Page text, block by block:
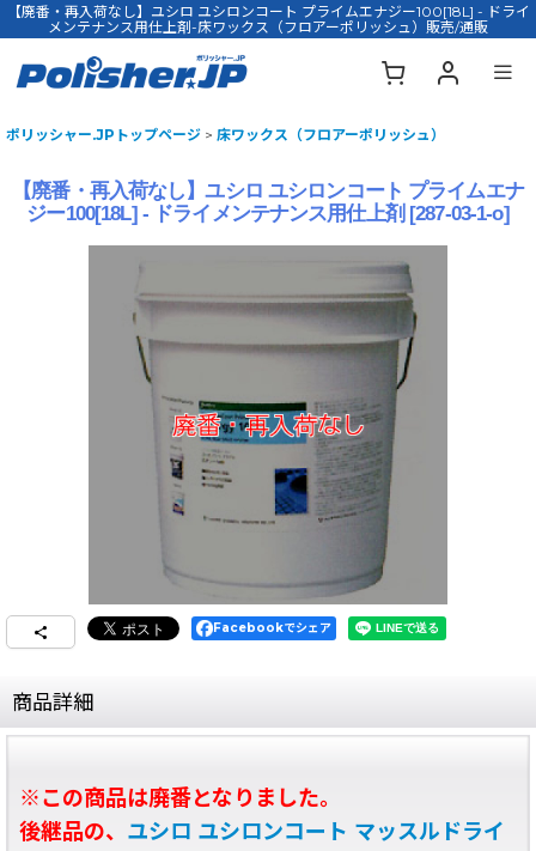
【廃番・再入荷なし】ユシロ ユシロンコート プライムエナジー100[18L] - ドライ
メンテナンス用仕上剤-床ワックス（フロアーポリッシュ）販売/通販
ポリッシャー.JPトップページ > 床ワックス（フロアーポリッシュ）
【廃番・再入荷なし】ユシロ ユシロンコート プライムエナ
ジー100[18L] - ドライメンテナンス用仕上剤 [287-03-1-o]
Facebookでシェア
商品詳細
※この商品は廃番となりました。
後継品の、 ユシロ ユシロンコート マッスルドライ